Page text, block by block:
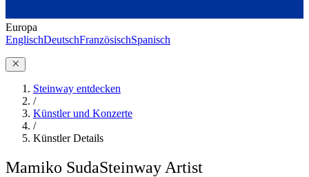
Europa
EnglischDeutschFranzösischSpanisch
Steinway entdecken
/
Künstler und Konzerte
/
Künstler Details
Mamiko SudaSteinway Artist